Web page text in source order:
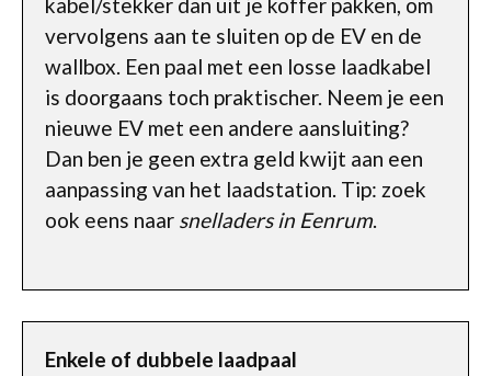
vervolgens aan te sluiten op de EV en de
wallbox. Een paal met een losse laadkabel
is doorgaans toch praktischer. Neem je een
nieuwe EV met een andere aansluiting?
Dan ben je geen extra geld kwijt aan een
aanpassing van het laadstation. Tip: zoek
ook eens naar snelladers in Eenrum.
Enkele of dubbele laadpaal